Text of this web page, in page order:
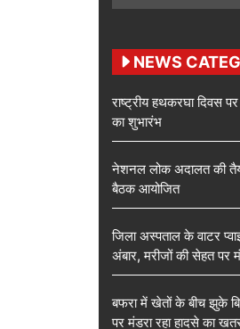
NEWS
राष्ट्रीय हथकरघा दिवस पर
का शुभारंभ
नेशनल लोक अदालत की
बैठक आयोजित
जिला अस्पताल के वाटर
अंबार, मरीजों की सेहत पर
बफरा में खेतों के बीच झुके
पर मंडरा रहा हादसे का